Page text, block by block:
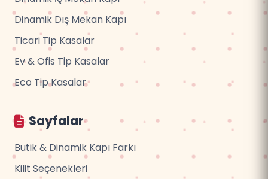
Dinamik Dış Mekan Kapı
Ticari Tip Kasalar
Ev & Ofis Tip Kasalar
Eco Tip Kasalar
Sayfalar
Butik & Dinamik Kapı Farkı
Kilit Seçenekleri